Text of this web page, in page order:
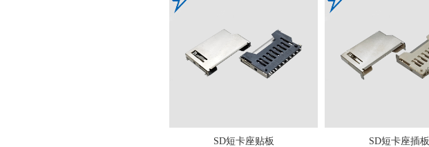
SD短卡座贴板 SD短卡座插板